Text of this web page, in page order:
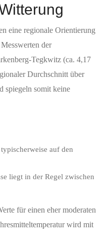
eine regionale Orientierung
der
Tegkwitz (ca. 4,17
Durchschnitt über
spiegeln somit keine
auf den
liegt in der Regel zwischen
für einen eher moderaten
wird mit